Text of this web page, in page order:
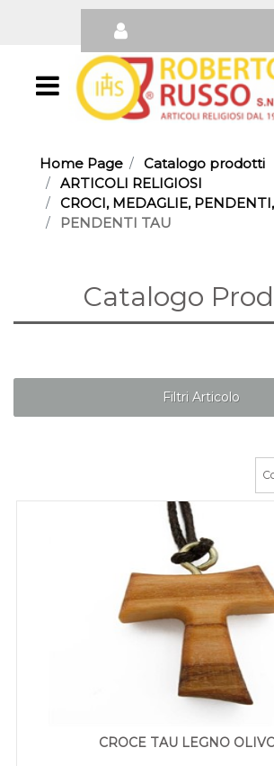
Open
Home Page
Catalogo prodotti
ARTICOLI RELIGIOSI
CROCI, MEDAGLIE,
PENDENTI TAU
Catalogo
Filtri Articolo
CROCE TAU LEGNO